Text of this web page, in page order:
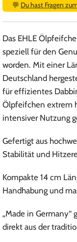
💬 Du hast Fragen
Das EHLE
speziell für den
worden. Mit einer
Deutschland
für effizientes
Ölpfeifchen extrem
intensiver Nutzung
Gefertigt aus
Stabilität und
Kompakte 14 cm
Handhabung und
„Made in Germany“
direkt aus der